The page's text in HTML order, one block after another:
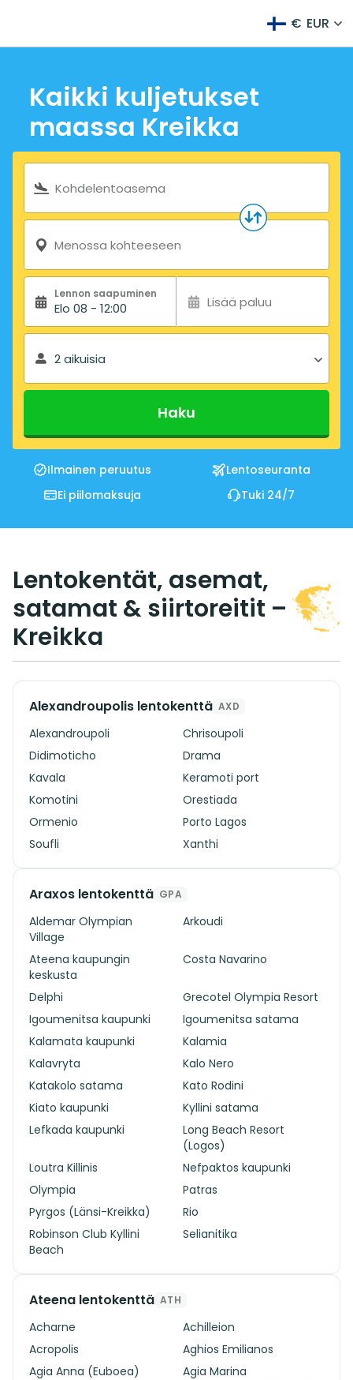
€ EUR
Kaikki kuljetukset
maassa Kreikka
Hakulomake
Kohdelentoasema
Menossa kohteeseen
Lennon saapuminen
Elo 08 - 12:00 Lisää paluu
2 aikuisia
Haku
Ilmainen peruutus
Lentoseuranta
Ei piilomaksuja
Tuki 24/7
Lentokentät, asemat,
satamat & siirtoreitit –
Kreikka
Alexandroupolis lentokenttä AXD
Alexandroupoli
Chrisoupoli
Didimoticho
Drama
Kavala
Keramoti port
Komotini
Orestiada
Ormenio
Porto Lagos
Soufli
Xanthi
Araxos lentokenttä GPA
Aldemar Olympian
Village
Arkoudi
Ateena kaupungin
keskusta
Costa Navarino
Delphi
Grecotel Olympia Resort
Igoumenitsa kaupunki
Igoumenitsa satama
Kalamata kaupunki
Kalamia
Kalavryta
Kalo Nero
Katakolo satama
Kato Rodini
Kiato kaupunki
Kyllini satama
Lefkada kaupunki
Long Beach Resort
(Logos)
Loutra Killinis
Nefpaktos kaupunki
Olympia
Patras
Pyrgos (Länsi-Kreikka)
Rio
Robinson Club Kyllini
Beach
Selianitika
Ateena lentokenttä ATH
Acharne
Achilleion
Acropolis
Aghios Emilianos
Agia Anna (Euboea)
Agia Marina